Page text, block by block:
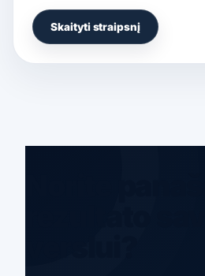
Skaityti straipsnį